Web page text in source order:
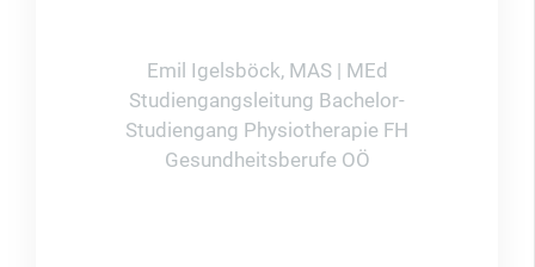
einbindet, nach Bedarf neue Angebote
mit der Bevölkerung entwickelt und
organisiert sowie mit Vereinen und
Gemeinden kooperiert. In Haslach an